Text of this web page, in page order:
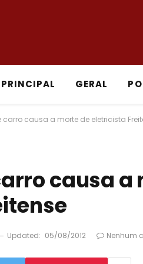
PRINCIPAL GERAL
carro causa a morte de eletricista
causa a
Updated: 05/08/2012 Nenhum